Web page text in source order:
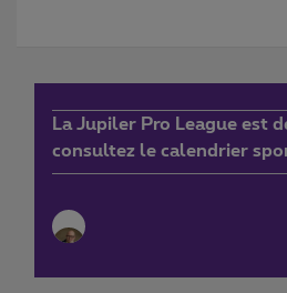
La Jupiler Pro League est
consultez le calendrier